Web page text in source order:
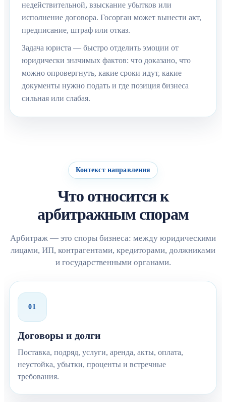
недействительной, взыскание убытков или
исполнение договора. Госорган может вынести акт,
предписание, штраф или отказ.
Задача юриста — быстро отделить эмоции от
юридически значимых фактов: что доказано, что
можно опровергнуть, какие сроки идут, какие
документы нужно подать и где позиция бизнеса
сильная или слабая.
Контекст направления
Что относится к
арбитражным спорам
Арбитраж — это споры бизнеса: между юридическими
лицами, ИП, контрагентами, кредиторами, должниками
и государственными органами.
01
Договоры и долги
Поставка, подряд, услуги, аренда, акты, оплата,
неустойка, убытки, проценты и встречные
требования.